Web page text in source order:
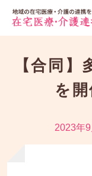
【合同
を
2023年9